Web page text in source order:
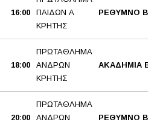
16:00
ΠΑΙΔΩΝ Α
ΚΡΗΤΗΣ
ΡΕΘΥΜΝΟ BC
18:00
ΠΡΩΤΑΘΛΗΜΑ
ΑΝΔΡΩΝ
ΚΡΗΤΗΣ
ΑΚΑΔΗΜΙΑ BC
20:00
ΠΡΩΤΑΘΛΗΜΑ
ΑΝΔΡΩΝ
ΡΕΘΥΜΝΟ BC